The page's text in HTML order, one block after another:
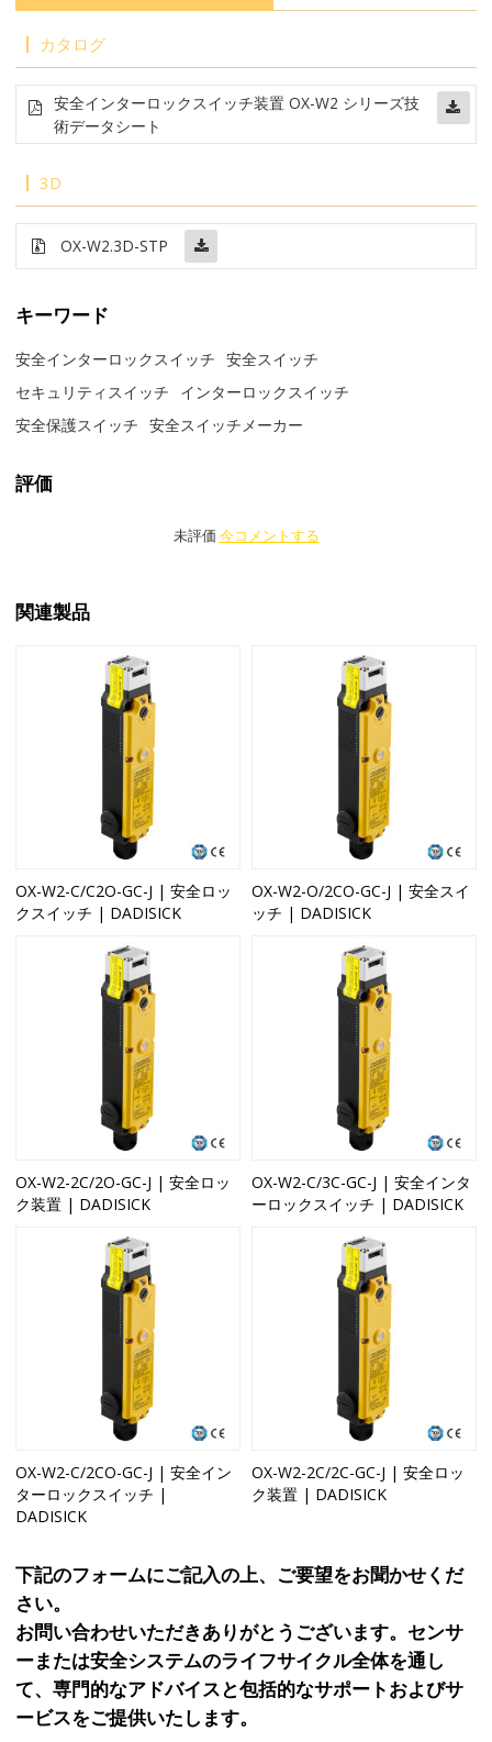
カタログ
安全インターロックスイッチ装置 OX-W2 シリーズ技
術データシート
3D
OX-W2.3D-STP
キーワード
安全インターロックスイッチ
安全スイッチ
セキュリティスイッチ
インターロックスイッチ
安全保護スイッチ
安全スイッチメーカー
評価
未評価 今コメントする
関連製品
OX-W2-C/C2O-GC-J | 安全ロッ
クスイッチ | DADISICK
OX-W2-O/2CO-GC-J | 安全スイ
ッチ | DADISICK
OX-W2-2C/2O-GC-J | 安全ロッ
ク装置 | DADISICK
OX-W2-C/3C-GC-J | 安全インタ
ーロックスイッチ | DADISICK
OX-W2-C/2CO-GC-J | 安全イン
ターロックスイッチ |
DADISICK
OX-W2-2C/2C-GC-J | 安全ロッ
ク装置 | DADISICK
下記のフォームにご記入の上、ご要望をお聞かせくだ
さい。
お問い合わせいただきありがとうございます。センサ
ーまたは安全システムのライフサイクル全体を通し
て、専門的なアドバイスと包括的なサポートおよびサ
ービスをご提供いたします。